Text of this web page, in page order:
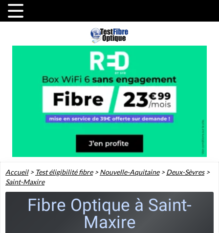
Accueil> Test éligibilité fibre>Nouvelle-Aquitaine>Deux-Sèvres>
Saint-Maxire
Fibre Optique à Saint-
Maxire